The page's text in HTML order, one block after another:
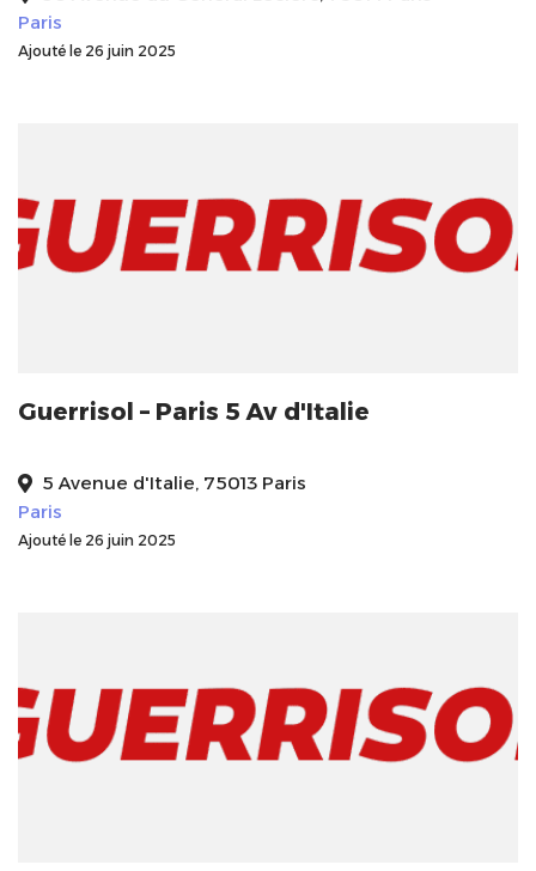
Paris
Ajouté le 26 juin 2025
Guerrisol – Paris 5 Av d'Italie
5 Avenue d'Italie, 75013 Paris
Paris
Ajouté le 26 juin 2025